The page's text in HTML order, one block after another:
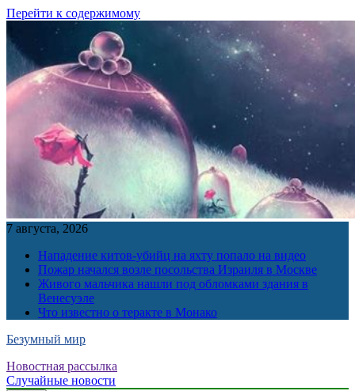
Перейти к содержимому
7 августа, 2026
Нападение китов-убийц на яхту попало на видео
Пожар начался возле посольства Израиля в Москве
Живого мальчика нашли под обломками здания в
Венесуэле
Что известно о теракте в Монако
Безумный мир
Новостная рассылка
Случайные новости